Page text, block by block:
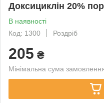
Доксициклін 20%
В наявності
Код: 1300
Роздріб
205 ₴
Мінімальна сума